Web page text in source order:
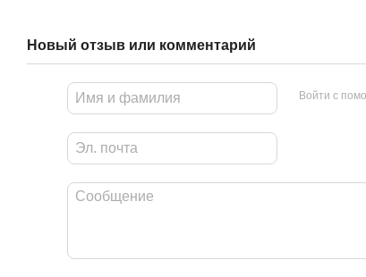
Новый отзыв или комментарий
Войти с